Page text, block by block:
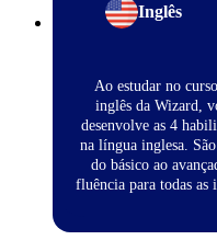
Inglês
Ao estudar no
inglês da Wizard,
desenvolve as 4
na língua inglesa.
do básico ao
fluência para todas as